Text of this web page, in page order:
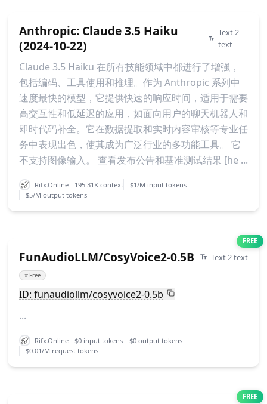
Anthropic: Claude 3.5 Haiku
(2024-10-22)
Text 2
text
Claude 3.5 Haiku 在所有技能领域中都进行了增强，
包括编码、工具使用和推理。作为 Anthropic 系列中
速度最快的模型，它提供快速的响应时间，适用于需要
高交互性和低延迟的应用，如面向用户的聊天机器人和
即时代码补全。它在数据提取和实时内容审核等专业任
务中表现出色，使其成为广泛行业的多功能工具。 它
不支持图像输入。 查看发布公告和基准测试结果 [he ...
Rifx.Online 195.31K context
$1/M input tokens
$5/M output tokens
FREE
FunAudioLLM/CosyVoice2-0.5B Text 2 text
# Free
ID: funaudiollm/cosyvoice2-0.5b
...
Rifx.Online $0 input tokens
$0 output tokens
$0.01/M request tokens
FREE